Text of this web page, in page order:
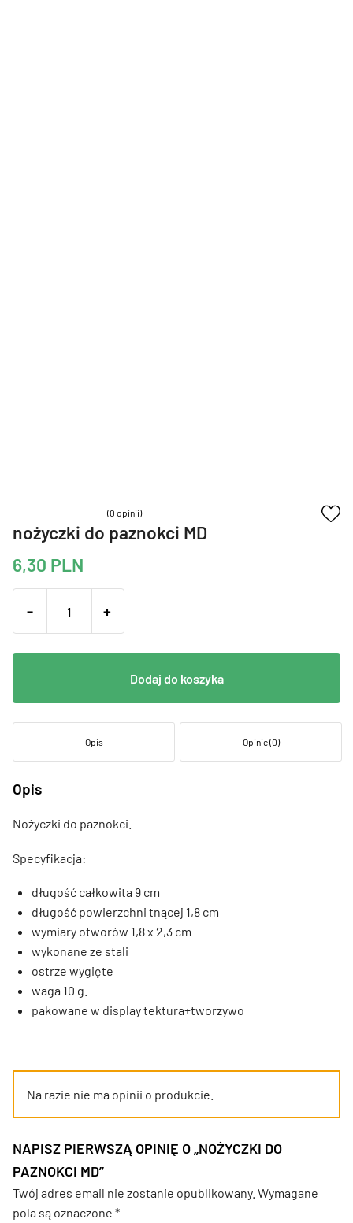
(0 opinii)
nożyczki do paznokci MD
6,30 PLN
- +
Dodaj do koszyka
Opis Opinie (0)
Opis
Nożyczki do paznokci.
Specyfikacja:
długość całkowita 9 cm
długość powierzchni tnącej 1,8 cm
wymiary otworów 1,8 x 2,3 cm
wykonane ze stali
ostrze wygięte
waga 10 g.
pakowane w display tektura+tworzywo
Na razie nie ma opinii o produkcie.
NAPISZ PIERWSZĄ OPINIĘ O „NOŻYCZKI DO
PAZNOKCI MD”
Twój adres email nie zostanie opublikowany. Wymagane
pola są oznaczone *